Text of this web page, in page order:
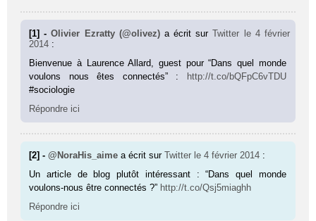
[1] -Olivier Ezratty (@olivez) a écrit surTwitter
le 4 février
2014 :
Bienvenue à Laurence Allard, guest pour “Dans quel monde
voulons nous êtes connectés” :
http://t.co/bQFpC6vTDU
#sociologie
Répondre ici
[2] -@NoraHis_aime a écrit surTwitter le 4 février 2014 :
Un article de blog plutôt intéressant : “Dans quel monde
voulons-nous être connectés ?” http://t.co/Qsj5miaghh
Répondre ici